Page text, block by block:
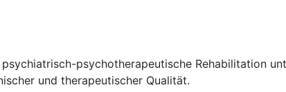
psychotherapeutische Rehabilitation
und therapeutischer Qualität.